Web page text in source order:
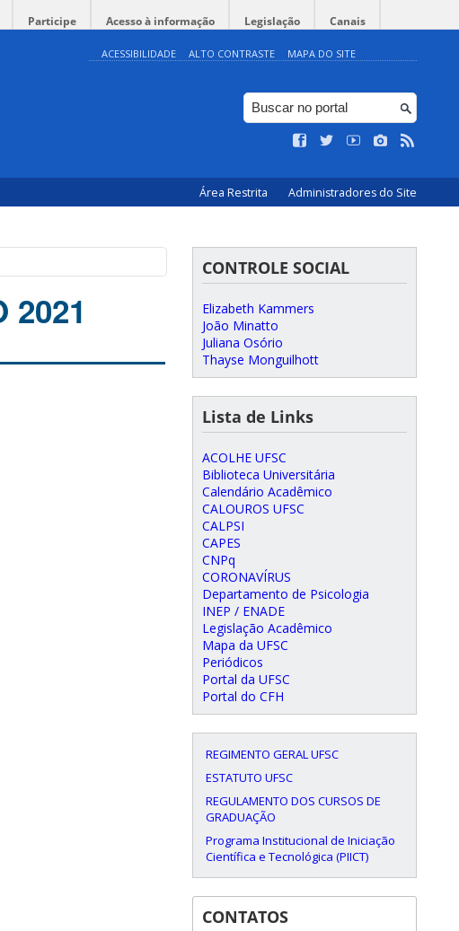
Participe Acesso à informação Legislação Canais
ACESSIBILIDADE ALTO CONTRASTE MAPA DO SITE
Área Restrita Administradores do Site
2021
CONTROLE SOCIAL
Elizabeth Kammers
João Minatto
Juliana Osório
Thayse Monguilhott
Lista de Links
ACOLHE UFSC
Biblioteca Universitária
Calendário Acadêmico
CALOUROS UFSC
CALPSI
CAPES
CNPq
CORONAVÍRUS
Departamento de Psicologia
INEP / ENADE
Legislação Acadêmico
Mapa da UFSC
Periódicos
Portal da UFSC
Portal do CFH
REGIMENTO GERAL UFSC
ESTATUTO UFSC
REGULAMENTO DOS CURSOS DE
GRADUAÇÃO
Programa Institucional de Iniciação
Científica e Tecnológica (PIICT)
CONTATOS